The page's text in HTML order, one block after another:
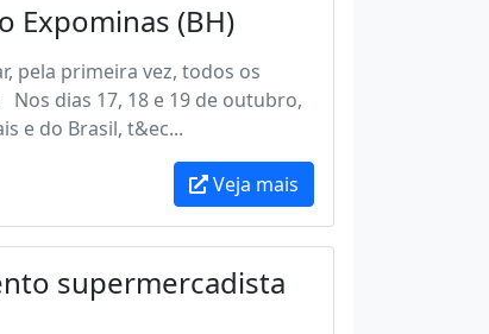
Expominas (BH)
pela primeira vez, todos os
dias 17, 18 e 19 de outubro,
e do Brasil, t&ec...
Veja mais
supermercadista